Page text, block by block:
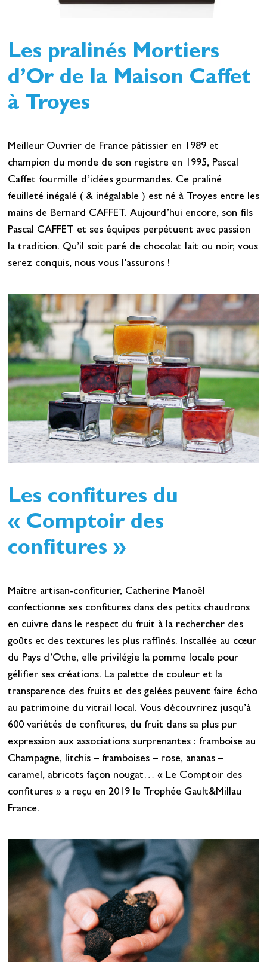
Les pralinés Mortiers
d’Or de la Maison Caffet
à Troyes
Meilleur Ouvrier de France pâtissier en 1989 et
champion du monde de son registre en 1995, Pascal
Caffet fourmille d’idées gourmandes. Ce praliné
feuilleté inégalé ( & inégalable ) est né à Troyes entre les
mains de Bernard CAFFET. Aujourd’hui encore, son fils
Pascal CAFFET et ses équipes perpétuent avec passion
la tradition. Qu’il soit paré de chocolat lait ou noir, vous
serez conquis, nous vous l’assurons !
Les confitures du
« Comptoir des
confitures »
Maître artisan-confiturier, Catherine Manoël
confectionne ses confitures dans des petits chaudrons
en cuivre dans le respect du fruit à la rechercher des
goûts et des textures les plus raffinés. Installée au cœur
du Pays d’Othe, elle privilégie la pomme locale pour
gélifier ses créations. La palette de couleur et la
transparence des fruits et des gelées peuvent faire écho
au patrimoine du vitrail local. Vous découvrirez jusqu’à
600 variétés de confitures, du fruit dans sa plus pur
expression aux associations surprenantes : framboise au
Champagne, litchis – framboises – rose, ananas –
caramel, abricots façon nougat… « Le Comptoir des
confitures » a reçu en 2019 le Trophée Gault&Millau
France.